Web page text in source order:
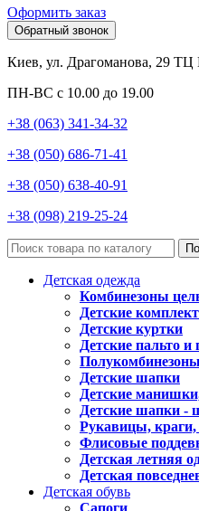
Оформить заказ
Обратный звонок
Киев, ул. Драгоманова, 29 ТЦ
ПН-ВС с 10.00 до 19.00
+38 (063) 341-34-32
+38 (050) 686-71-41
+38 (050) 638-40-91
+38 (098) 219-25-24
Детская одежда
Комбинезоны
Детские
Детские куртки
Детские пальто
Детские шапки
Детские
Детские шапки -
Рукавицы, краги,
Флисовые
Детская летняя
Детская
Детская обувь
Сапоги